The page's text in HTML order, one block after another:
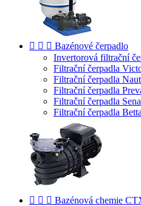
   Bazénové čerpadlo
Invertorová filtrační
Filtrační čerpadla
Filtrační čerpadla
Filtrační čerpadla
Filtrační čerpadla Sena
Filtrační čerpadla
   Bazénová chemie